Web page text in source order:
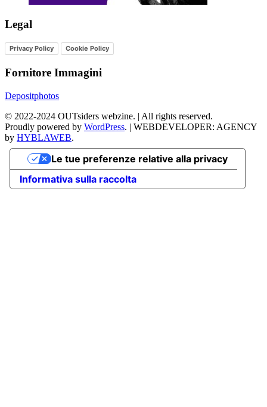
Legal
Privacy Policy Cookie Policy
Fornitore Immagini
Depositphotos
© 2022-2024 OUTsiders webzine. | All rights reserved.
Proudly powered by WordPress. | WEBDEVELOPER: AGENCY
by HYBLAWEB.
Informativa sulla raccolta
Le tue preferenze relative alla privacy